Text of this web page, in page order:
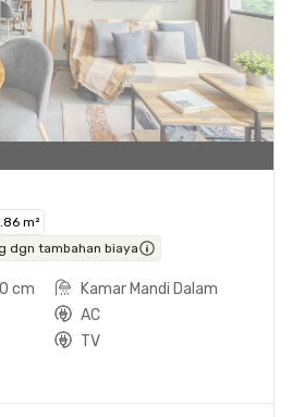
m²
dgn tambahan biaya
cm
Kamar Mandi Dalam
AC
TV